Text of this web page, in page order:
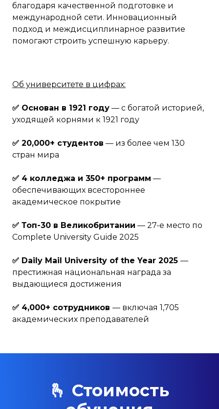
благодаря качественной подготовке и
международной сети. Инновационный
подход и междисциплинарное развитие
помогают строить успешную карьеру.
Об университете в цифрах:
✅ Основан в 1921 году — с богатой историей,
уходящей корнями к 1921 году
✅ 20,000+ студентов — из более чем 130
стран мира
✅ 4 колледжа и 350+ программ —
обеспечивающих всестороннее
академическое покрытие
✅ Топ-30 в Великобритании — 27-е место по
Complete University Guide 2025
✅ Daily Mail University of the Year 2025 —
престижная национальная награда за
выдающиеся достижения
✅ 4,000+ сотрудников — включая 1,705
академических преподавателей
🫰 Стоимость